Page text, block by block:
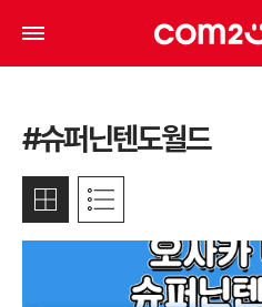
#슈퍼닌텐도월드